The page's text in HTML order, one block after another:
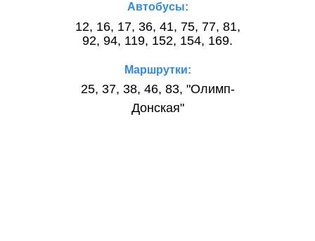
Автобусы:
Маршрутки:
25, 37, 38, 46, 83, "Олимп-
Донская"
12, 16, 17, 36, 41, 75, 77, 81,
92, 94, 119, 152, 154, 169.